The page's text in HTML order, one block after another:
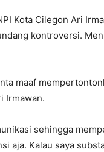
Kota Cilegon Ari
kontroversi.
maaf
Irmawan.
sehingga
aja. Kalau saya